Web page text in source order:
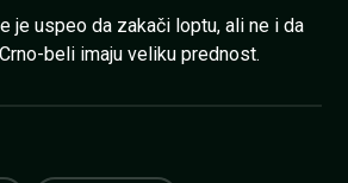
je uspeo da zakači loptu, ali ne i da
beli imaju veliku prednost.